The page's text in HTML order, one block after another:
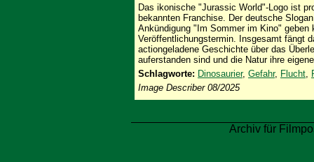
Das ikonische "Jurassic World"-Logo ist
bekannten Franchise. Der deutsche
Ankündigung "Im Sommer im Kino"
Veröffentlichungstermin. Insgesamt fängt
actiongeladene Geschichte über das
auferstanden sind und die Natur ihre
Schlagworte: Dinosaurier, Gefahr, Flucht,
Image Describer 08/2025
Archiv für